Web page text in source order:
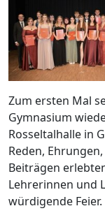
Zum ersten Mal
Gymnasium
Rosseltalhalle in
Reden,
Beiträgen
Lehrerinnen und
würdigende Feier.